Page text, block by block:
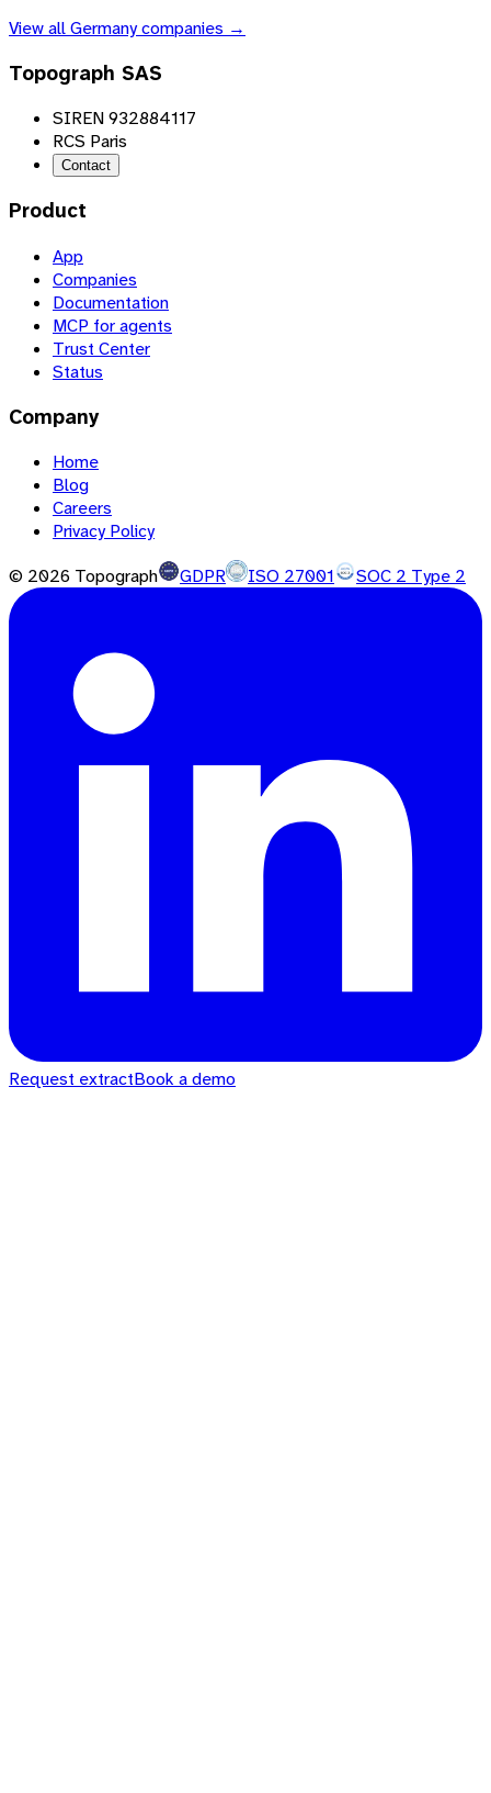
View allGermanycompanies →
Topograph SAS
SIREN 932884117
RCS Paris
Contact
Product
App
Companies
Documentation
MCP for agents
Trust Center
Status
Company
Home
Blog
Careers
Privacy Policy
© 2026 Topograph GDPR ISO 27001 SOC 2 Type 2
Request extractBook a demo